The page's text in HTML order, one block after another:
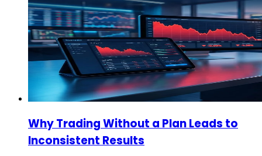
Why Trading Without a Plan Leads to
Inconsistent Results